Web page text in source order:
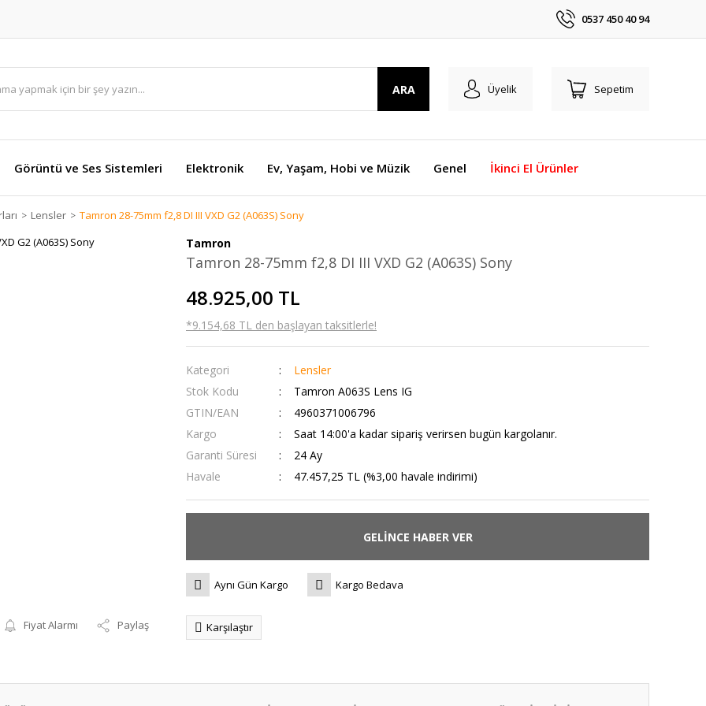
0537 450 40 94
ARA Üyelik Sepetim
Görüntü ve Ses Sistemleri Elektronik Ev, Yaşam, Hobi ve Müzik Genel İkinci El Ürünler
Lensler Tamron 28-75mm f2,8 DI III VXD G2 (A063S) Sony
Fiyat Alarmı Paylaş
Tamron
Tamron 28-75mm f2,8 DI III VXD G2 (A063S) Sony
48.925,00 TL
*9.154,68 TL den başlayan taksitlerle!
Kategori
Lensler
Stok Kodu
Tamron A063S Lens IG
GTIN/EAN
4960371006796
Kargo
Saat 14:00'a kadar sipariş verirsen bugün kargolanır.
Garanti Süresi
24 Ay
Havale
47.457,25 TL (%3,00 havale indirimi)
GELİNCE HABER VER
Aynı Gün Kargo Kargo Bedava
Karşılaştır